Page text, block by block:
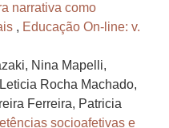
narrativa como
, Educação On-line: v.
Nina Mapelli,
Rocha Machado,
Ferreira, Patricia
socioafetivas e